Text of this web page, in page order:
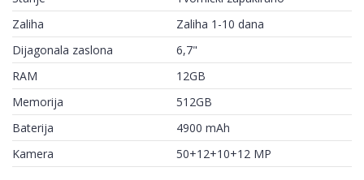
Zaliha
Zaliha 1-10 dana
Dijagonala zaslona
6,7"
RAM
12GB
Memorija
512GB
Baterija
4900 mAh
Kamera
50+12+10+12 MP